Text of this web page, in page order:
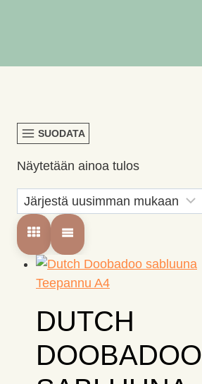
SUODATA
Näytetään ainoa tulos
DUTCH
DOOBADOO